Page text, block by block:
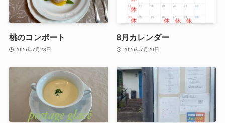
桃のコンポート
2026年7月23日
8月カレンダー
2026年7月20日